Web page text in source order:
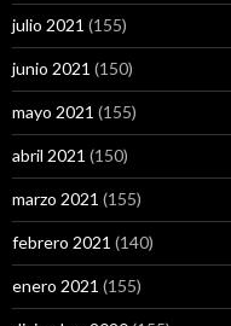
julio 2021 (155)
junio 2021 (150)
mayo 2021 (155)
abril 2021 (150)
marzo 2021 (155)
febrero 2021 (140)
enero 2021 (155)